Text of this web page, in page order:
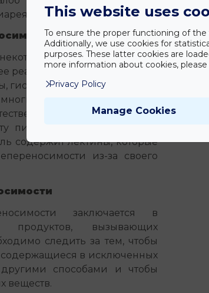
запоры).
из них сложнее
реагируют на определенные
гистамин).
продукты содержат
происхождения,
пищеварительной системы
содержит лектины, которые
из-за своего
заключается в
вызывающих
следить за тем, чтобы
содержащиеся в исключенных
способами и чтобы
веществ.
This website uses
To ensure the proper functioning of
Additionally, we use cookies for
purposes. These latter cookies are
more information about cookies,
Privacy Policy
Manage Cookies